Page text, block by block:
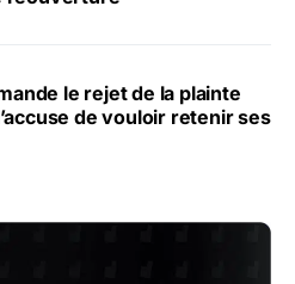
le rejet de la plainte
de vouloir retenir ses